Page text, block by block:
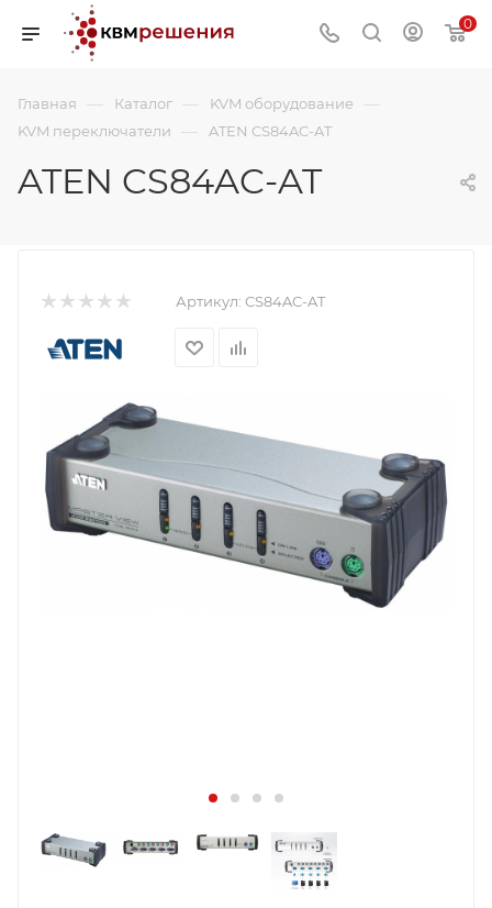
0
Главная — Каталог — KVM оборудование —
KVM переключатели — ATEN CS84AC-AT
ATEN CS84AC-AT
Артикул: CS84AC-AT